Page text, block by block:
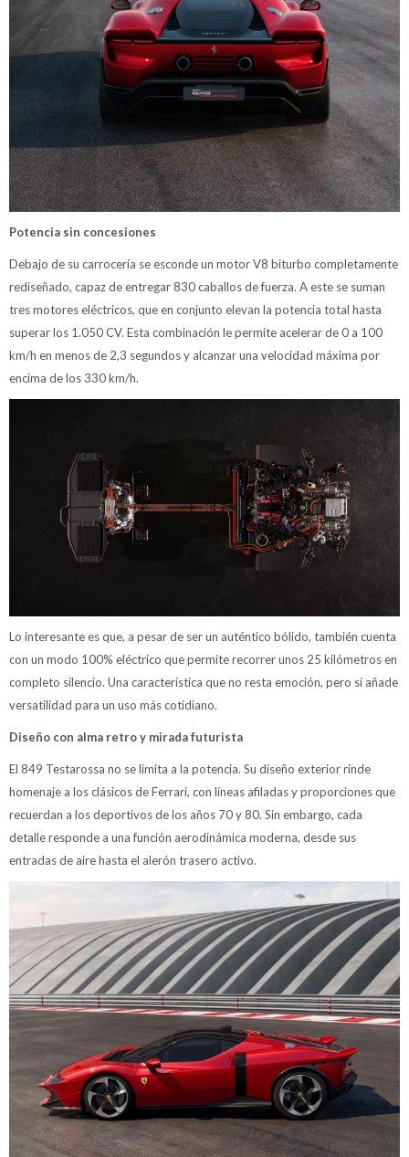
Potencia sin concesiones
Debajo de su carrocería se esconde un motor V8 biturbo completamente
rediseñado, capaz de entregar 830 caballos de fuerza. A este se suman
tres motores eléctricos, que en conjunto elevan la potencia total hasta
superar los 1.050 CV. Esta combinación le permite acelerar de 0 a 100
km/h en menos de 2,3 segundos y alcanzar una velocidad máxima por
encima de los 330 km/h.
Lo interesante es que, a pesar de ser un auténtico bólido, también cuenta
con un modo 100% eléctrico que permite recorrer unos 25 kilómetros en
completo silencio. Una característica que no resta emoción, pero sí añade
versatilidad para un uso más cotidiano.
Diseño con alma retro y mirada futurista
El 849 Testarossa no se limita a la potencia. Su diseño exterior rinde
homenaje a los clásicos de Ferrari, con líneas afiladas y proporciones que
recuerdan a los deportivos de los años 70 y 80. Sin embargo, cada
detalle responde a una función aerodinámica moderna, desde sus
entradas de aire hasta el alerón trasero activo.